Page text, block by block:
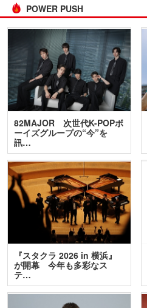
POWER PUSH
82MAJOR 次世代K-POPボ
ーイズグループの“今”を
訊…
『スタクラ 2026 in 横浜』
が開幕 今年も多彩なス
テ…